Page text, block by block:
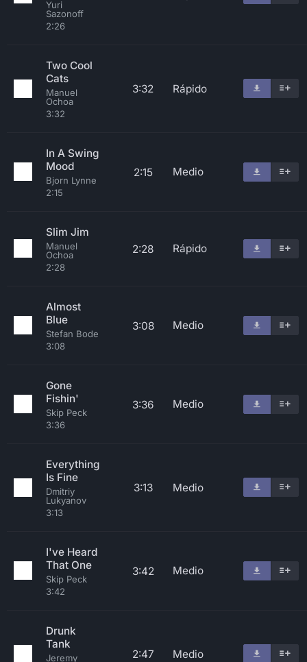
Yuri
Sazonoff
2:26
Two Cool
Cats
Manuel
Ochoa
3:32
3:32 Rápido
In A Swing
Mood
Bjorn Lynne
2:15
2:15 Medio
Slim Jim
Manuel
Ochoa
2:28
2:28 Rápido
Almost
Blue
Stefan Bode
3:08
3:08 Medio
Gone
Fishin'
Skip Peck
3:36
3:36 Medio
Everything
Is Fine
Dmitriy
Lukyanov
3:13
3:13 Medio
I've Heard
That One
Skip Peck
3:42
3:42 Medio
Drunk
Tank
Jeremy
2:47 Medio